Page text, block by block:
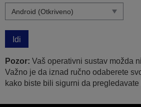
Idi
Pozor: Vaš operativni sustav možda
Važno je da iznad ručno odaberete
kako biste bili sigurni da